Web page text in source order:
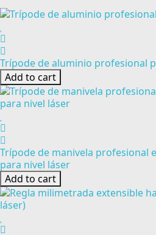
Trípode de aluminio profesional
Add to cart
Trípode de manivela profesional
para nivel láser
Add to cart